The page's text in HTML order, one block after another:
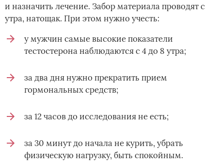
и назначить лечение. Забор материала проводят с
утра, натощак. При этом нужно учесть:
у мужчин самые высокие показатели
тестостерона наблюдаются с 4 до 8 утра;
за два дня нужно прекратить прием
гормональных средств;
за 12 часов до исследования не есть;
за 30 минут до начала не курить, убрать
физическую нагрузку, быть спокойным.